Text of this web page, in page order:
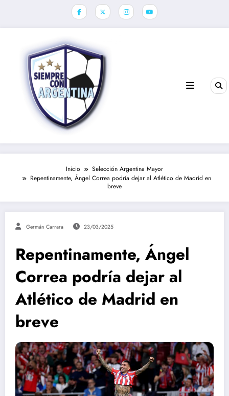
Inicio
Selección Argentina Mayor
Repentinamente, Ángel Correa podría dejar al Atlético de Madrid en
breve
Germán Carrara 23/03/2025
Repentinamente, Ángel
Correa podría dejar al
Atlético de Madrid en
breve